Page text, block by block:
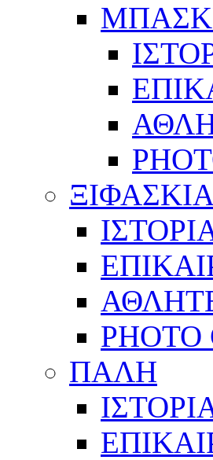
ΞΙΦΑΣΚΙΑ
ΠΑΛΗ